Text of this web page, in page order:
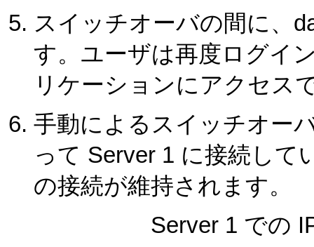
スイッチオーバの間に、
す。ユーザは再度ログイ
リケーションにアクセス
手動によるスイッチオー
って Server 1 に接続して
の接続が維持されます。
Server 1 での